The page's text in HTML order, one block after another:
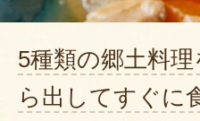
5種類の郷土料
ら出してすぐに